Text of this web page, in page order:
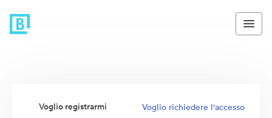
Voglio registrarmi Voglio richiedere l'accesso